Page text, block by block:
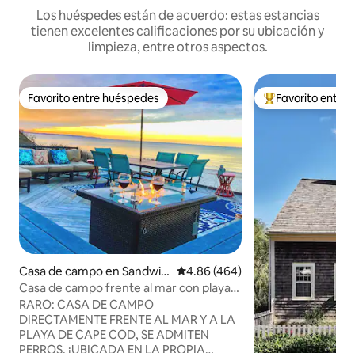
Los huéspedes están de acuerdo: estas estancias
tienen excelentes calificaciones por su ubicación y
limpieza, entre otros aspectos.
Favorito entre huéspedes
Favorito entre huéspedes
Casa de campo en Sandwic
h
Calificación promedio: 4.86 de
4.86 (464)
Casa de campo frente al mar con playa
privada ~ Lil Sea Sass
RARO: CASA DE CAMPO
DIRECTAMENTE FRENTE AL MAR Y A LA
PLAYA DE CAPE COD, SE ADMITEN
PERROS, ¡UBICADA EN LA PROPIA
De los mejores
Favorito entre